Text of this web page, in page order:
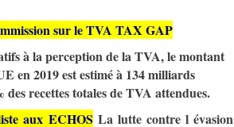
sur le TVA TAX GAP
à la perception de la TVA, le montant
en 2019 est estimé à 134 milliards
des recettes totales de TVA attendues.
aux ECHOS La lutte contre l évasion